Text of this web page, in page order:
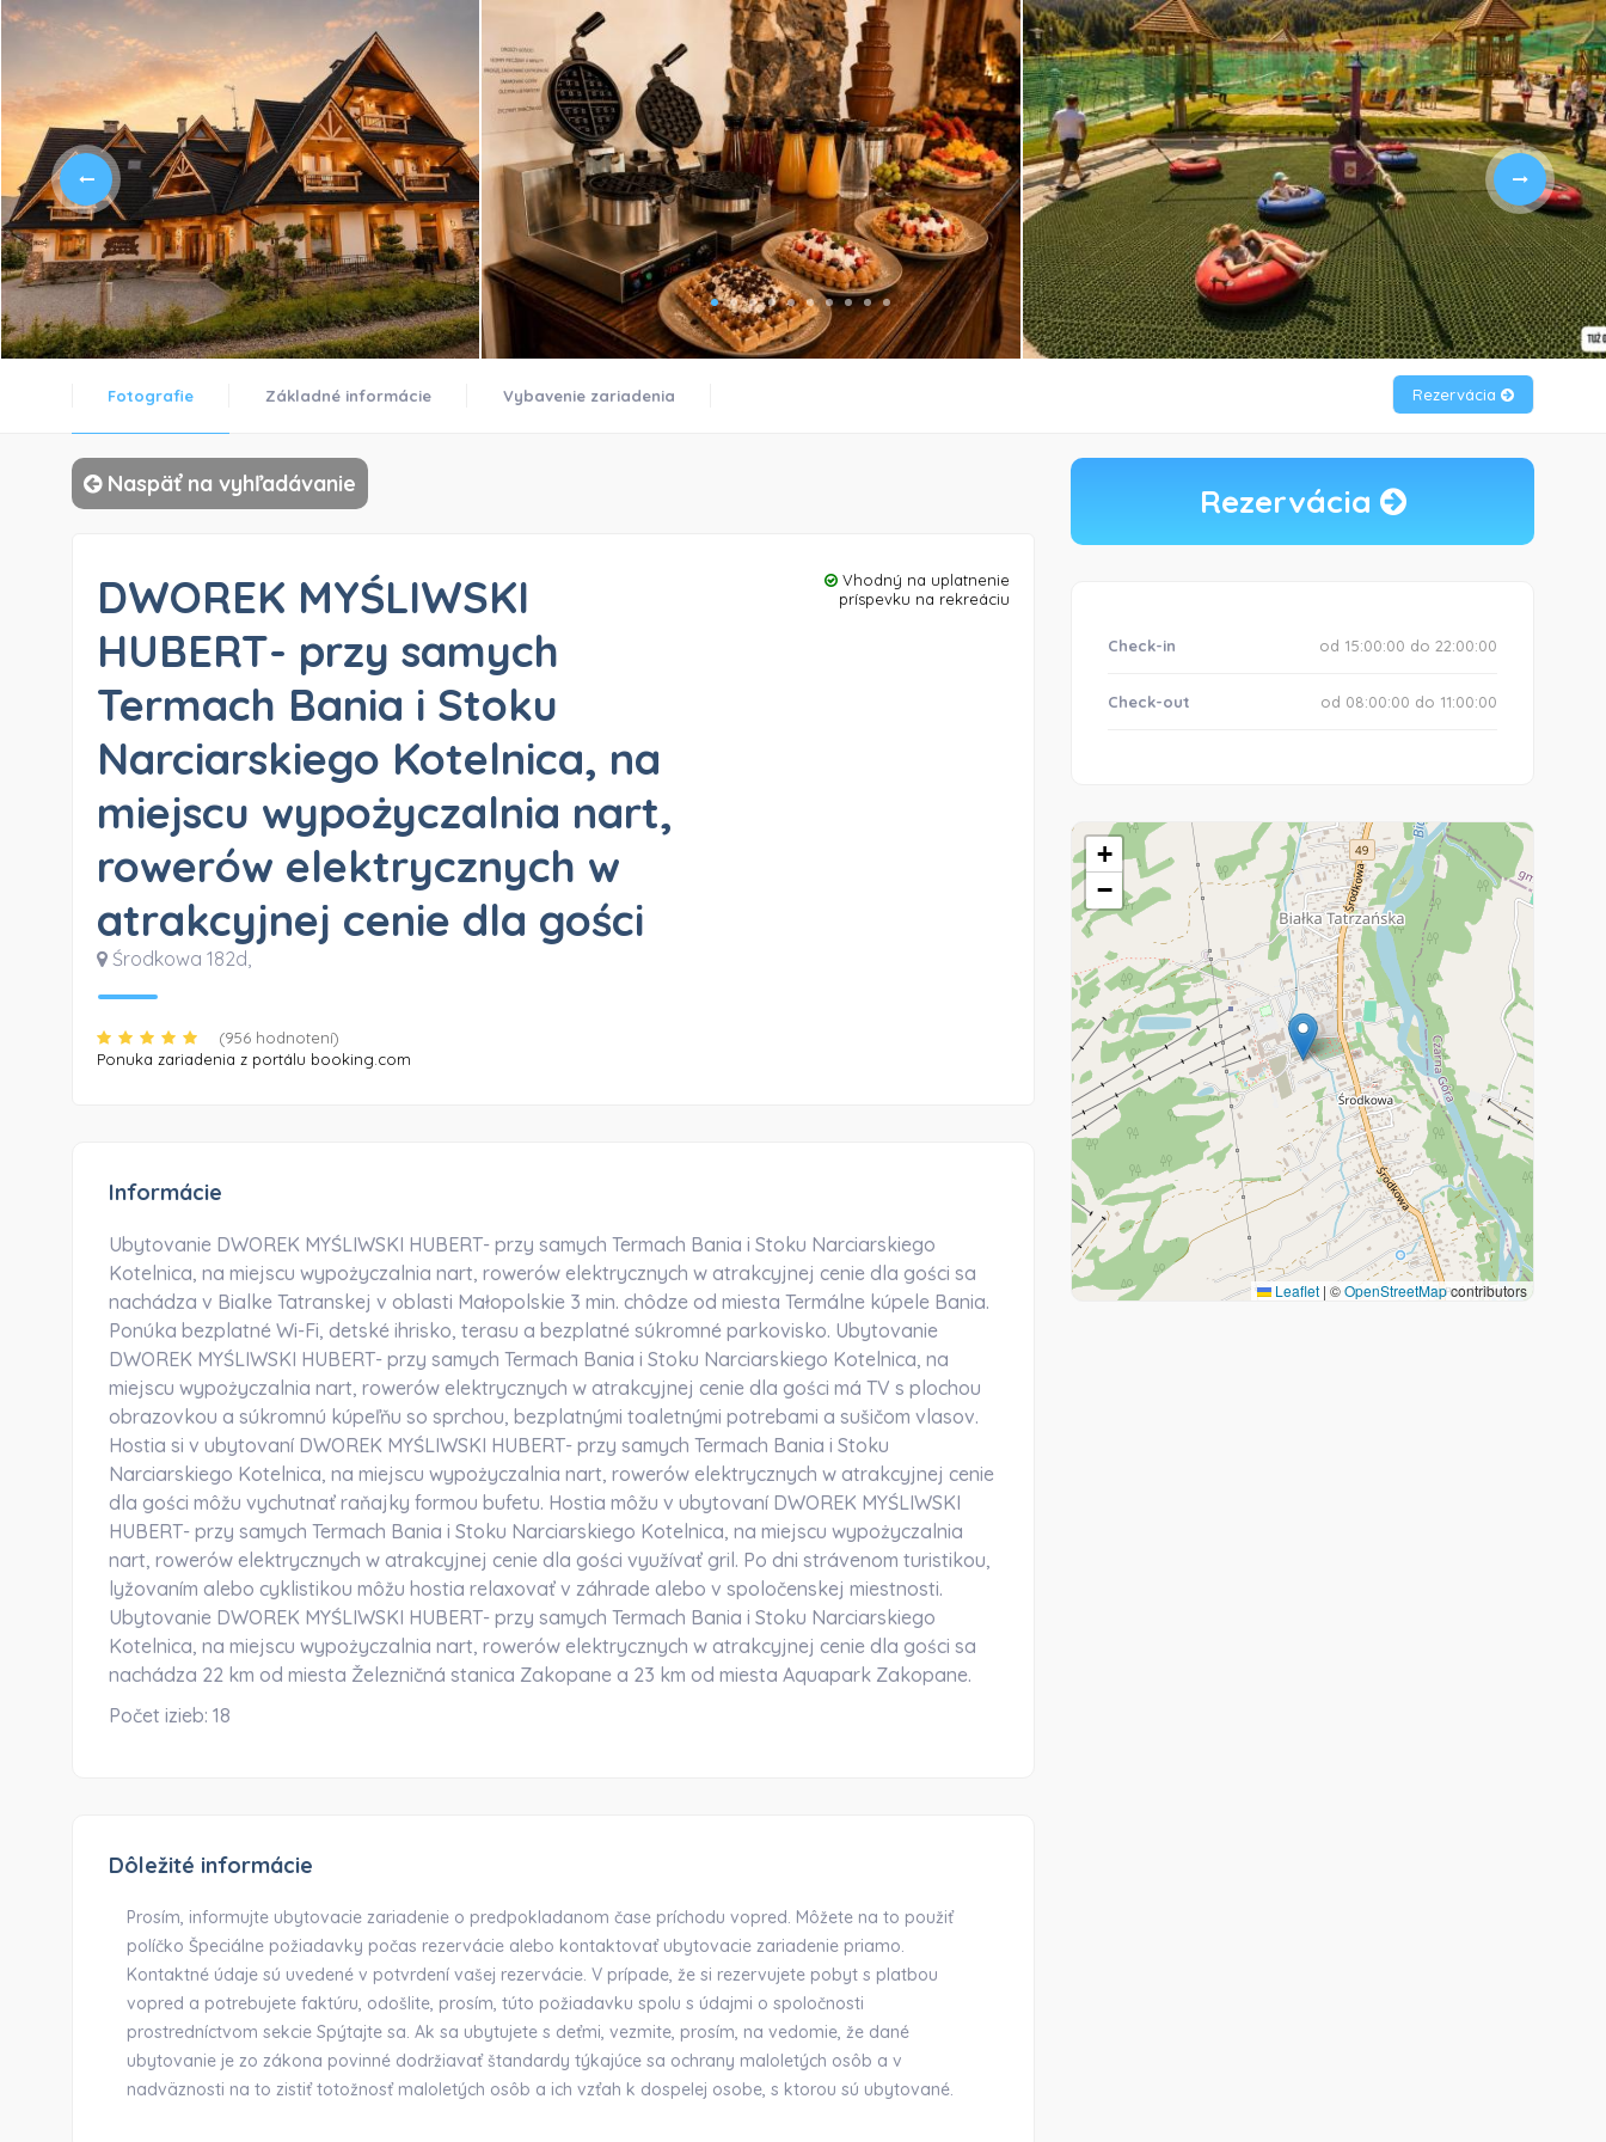
)
Fotografie Základné informácie Vybavenie zariadenia Rezervácia
Naspäť na vyhľadávanie
DWOREK MYŚLIWSKI
HUBERT- przy samych
Termach Bania i Stoku
Narciarskiego Kotelnica, na
miejscu wypożyczalnia nart,
rowerów elektrycznych w
atrakcyjnej cenie dla gości
Środkowa 182d,
(956 hodnotení)
Vhodný na uplatnenie
príspevku na rekreáciu
Ponuka zariadenia z portálu booking.com
Informácie
Ubytovanie DWOREK MYŚLIWSKI HUBERT- przy samych Termach Bania i Stoku Narciarskiego
Kotelnica, na miejscu wypożyczalnia nart, rowerów elektrycznych w atrakcyjnej cenie dla gości sa
nachádza v Bialke Tatranskej v oblasti Małopolskie 3 min. chôdze od miesta Termálne kúpele Bania.
Ponúka bezplatné Wi-Fi, detské ihrisko, terasu a bezplatné súkromné parkovisko. Ubytovanie
DWOREK MYŚLIWSKI HUBERT- przy samych Termach Bania i Stoku Narciarskiego Kotelnica, na
miejscu wypożyczalnia nart, rowerów elektrycznych w atrakcyjnej cenie dla gości má TV s plochou
obrazovkou a súkromnú kúpeľňu so sprchou, bezplatnými toaletnými potrebami a sušičom vlasov.
Hostia si v ubytovaní DWOREK MYŚLIWSKI HUBERT- przy samych Termach Bania i Stoku
Narciarskiego Kotelnica, na miejscu wypożyczalnia nart, rowerów elektrycznych w atrakcyjnej cenie
dla gości môžu vychutnať raňajky formou bufetu. Hostia môžu v ubytovaní DWOREK MYŚLIWSKI
HUBERT- przy samych Termach Bania i Stoku Narciarskiego Kotelnica, na miejscu wypożyczalnia
nart, rowerów elektrycznych w atrakcyjnej cenie dla gości využívať gril. Po dni strávenom turistikou,
lyžovaním alebo cyklistikou môžu hostia relaxovať v záhrade alebo v spoločenskej miestnosti.
Ubytovanie DWOREK MYŚLIWSKI HUBERT- przy samych Termach Bania i Stoku Narciarskiego
Kotelnica, na miejscu wypożyczalnia nart, rowerów elektrycznych w atrakcyjnej cenie dla gości sa
nachádza 22 km od miesta Železničná stanica Zakopane a 23 km od miesta Aquapark Zakopane.
Počet izieb: 18
Dôležité informácie
Prosím, informujte ubytovacie zariadenie o predpokladanom čase príchodu vopred. Môžete na to použiť
políčko Špeciálne požiadavky počas rezervácie alebo kontaktovať ubytovacie zariadenie priamo.
Kontaktné údaje sú uvedené v potvrdení vašej rezervácie. V prípade, že si rezervujete pobyt s platbou
vopred a potrebujete faktúru, odošlite, prosím, túto požiadavku spolu s údajmi o spoločnosti
prostredníctvom sekcie Spýtajte sa. Ak sa ubytujete s deťmi, vezmite, prosím, na vedomie, že dané
ubytovanie je zo zákona povinné dodržiavať štandardy týkajúce sa ochrany maloletých osôb a v
nadväznosti na to zistiť totožnosť maloletých osôb a ich vzťah k dospelej osobe, s ktorou sú ubytované.
Rezervácia
Check-in od 15:00:00 do 22:00:00
Check-out od 08:00:00 do 11:00:00
+
−
Leaflet | ©OpenStreetMapcontributors